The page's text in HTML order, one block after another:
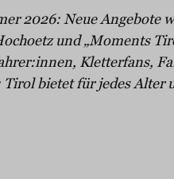
2026: Neue Angebote
und „Moments
Kletterfans,
bietet für jedes Alter